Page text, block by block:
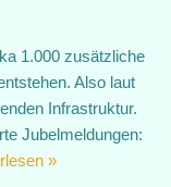
1.000 zusätzliche
Also laut
Infrastruktur.
Jubelmeldungen:
»